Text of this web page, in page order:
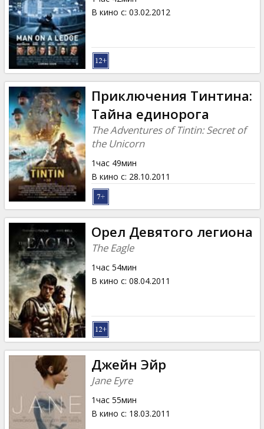
В кино с: 03.02.2012
Приключения Тинтина:
Тайна единорога
The Adventures of Tintin: Secret of
the Unicorn
1час 49мин
В кино с: 28.10.2011
Орел Девятого легиона
The Eagle
1час 54мин
В кино с: 08.04.2011
Джейн Эйр
Jane Eyre
1час 55мин
В кино с: 18.03.2011